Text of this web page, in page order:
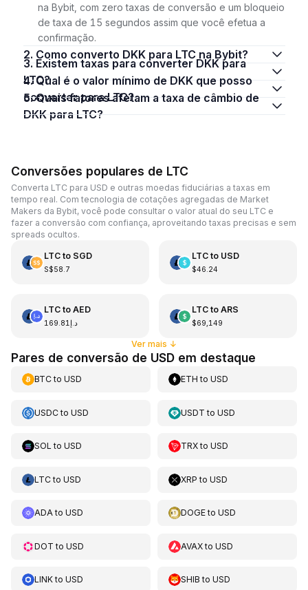
na Bybit, com zero taxas de conversão e um bloqueio
de taxa de 15 segundos assim que você efetua a
confirmação.
2. Como converto DKK para LTC na Bybit?
3. Existem taxas para converter DKK para
LTC?
4. Qual é o valor mínimo de DKK que posso
converter para LTC?
5. Quais fatores afetam a taxa de câmbio de
DKK para LTC?
Conversões populares de LTC
Converta LTC para USD e outras moedas fiduciárias a taxas em
tempo real. Com tecnologia de cotações agregadas de Market
Makers da Bybit, você pode consultar o valor atual do seu LTC e
fazer a conversão com confiança, aproveitando taxas precisas e sem
spreads ocultos.
LTCto SGD
S$58.7
LTCto USD
$46.24
LTCto AED
د.إ169.81
LTCto ARS
$69,149
Ver mais ↓
Pares de conversão de USD em destaque
BTCto USD ETH toUSD
USDCto USD USDT toUSD
SOL to USD TRXtoUSD
LTCto USD XRP toUSD
ADAto USD DOGEtoUSD
DOT to USD AVAXtoUSD
LINKto USD SHIB toUSD